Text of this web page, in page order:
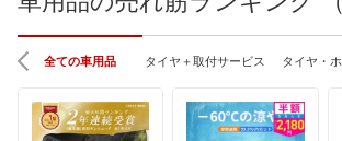
全ての車用品 タイヤ＋取付サービス タイヤ・